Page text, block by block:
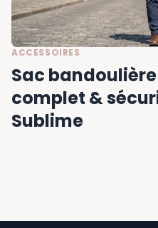
ACCESSOIRES
Sac
complet &
Sublime